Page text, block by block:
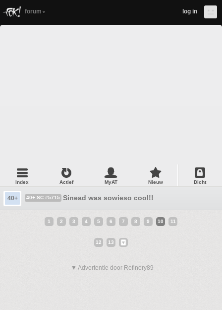
forum log in
Index Actief MyAT Nieuw Dicht
40+ 40+ SC #5715 Sinead was sowieso cool!!
1 2 3 4 5 6 7 8 9 10 11
12 13
▼ Advertentie door Refinery89